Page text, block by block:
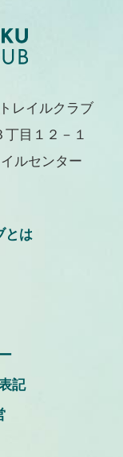
レイルクラブ
丁目１２－１
ルセンター
とは
記